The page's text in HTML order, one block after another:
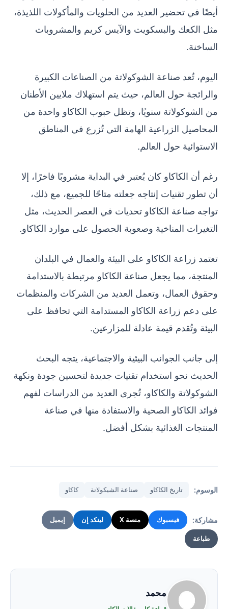
أيضًا في تحضير العديد من الحلويات والمأكولات اللذيذة،
مثل الكعك والبسكويت والآيس كريم والمشروبات
الساخنة.
اليوم، تُعد صناعة الشوكولاتة من الصناعات الكبيرة
والرائجة حول العالم، حيث يتم استهلاك ملايين الأطنان
من الشوكولاتة سنويًا، وتظل حبوب الكاكاو واحدة من
المحاصيل الزراعية الهامة التي تُزرع في المناطق
الاستوائية حول العالم.
رغم أن الكاكاو كان يُعتبر في البداية مشروبًا فاخرًا، إلا
أن تطور تقنيات إنتاجه جعلته متاحًا للجميع، مع ذلك،
تواجه صناعة الكاكاو تحديات في العصر الحديث، مثل
التغيرات المناخية وصعوبة الحصول على موارد الكاكاو.
تعتمد زراعة الكاكاو على البيئة والعمال في البلدان
المنتجة، مما يجعل صناعة الكاكاو مرتبطة بالاستدامة
وحقوق العمال، وتعمل العديد من الشركات والمنظمات
على دعم زراعة الكاكاو المستدامة التي تحافظ على
البيئة وتُقدم قيمة عادلة للمزارعين.
إلى جانب الجوانب البيئية والاجتماعية، يتجه البحث
الحديث نحو استخدام تقنيات جديدة لتحسين جودة ونكهة
الشوكولاتة والكاكاو، تُجرى العديد من الدراسات لفهم
فوائد الكاكاو الصحية والاستفادة منها في صناعة
المنتجات الغذائية بشكل أفضل.
الوسوم: تاريخ الكاكاو صناعة الشيكولانة كاكاو
مشاركة: فيسبوك منصة X لينكد إن إيميل
طباعة
محمد